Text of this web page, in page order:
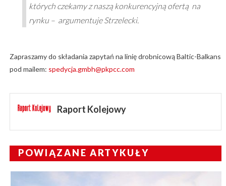
których czekamy z naszą konkurencyjną ofertą na
rynku – argumentuje Strzelecki.
Zapraszamy do składania zapytań na linię drobnicową Baltic-Balkans
pod mailem: spedycja.gmbh@pkpcc.com
Raport Kolejowy
POWIĄZANE ARTYKUŁY